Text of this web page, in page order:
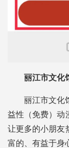
丽江市文化
丽江市文化
益性（免费）动
让更多的小朋友
富的、有益于身